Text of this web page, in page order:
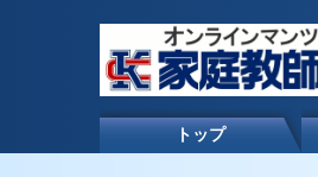
トップ